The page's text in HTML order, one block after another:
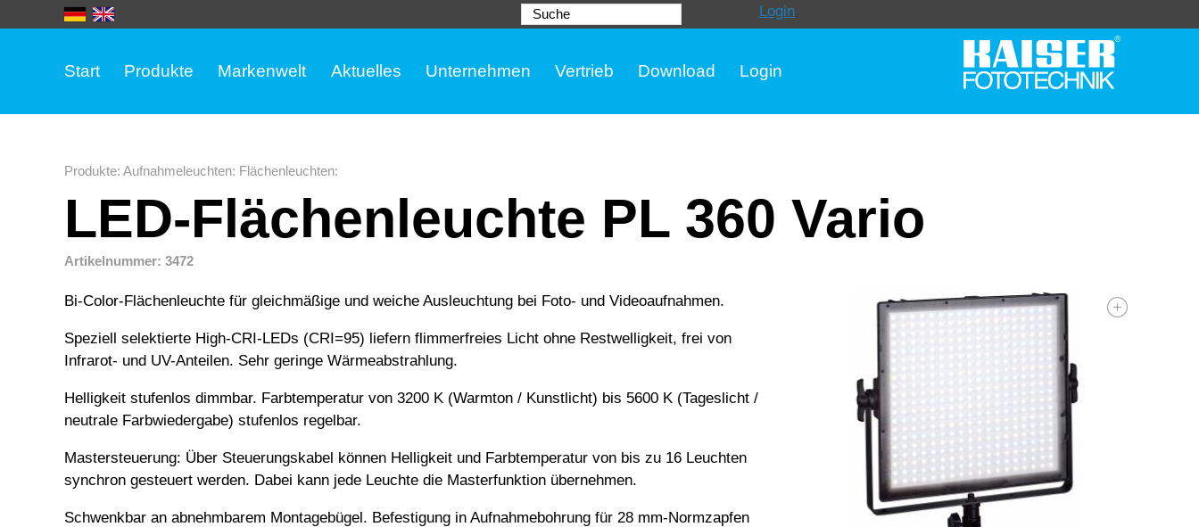
Suche Login
Start Produkte Markenwelt Aktuelles Unternehmen Vertrieb Download Login
Produkte: Aufnahmeleuchten: Flächenleuchten:
LED-Flächenleuchte PL 360 Vario
Artikelnummer: 3472
Bi-Color-Flächenleuchte für gleichmäßige und weiche Ausleuchtung bei Foto- und Videoaufnahmen.
Speziell selektierte High-CRI-LEDs (CRI=95) liefern flimmerfreies Licht ohne Restwelligkeit, frei von
Infrarot- und UV-Anteilen. Sehr geringe Wärmeabstrahlung.
Helligkeit stufenlos dimmbar. Farbtemperatur von 3200 K (Warmton / Kunstlicht) bis 5600 K (Tageslicht /
neutrale Farbwiedergabe) stufenlos regelbar.
Mastersteuerung: Über Steuerungskabel können Helligkeit und Farbtemperatur von bis zu 16 Leuchten
synchron gesteuert werden. Dabei kann jede Leuchte die Masterfunktion übernehmen.
Schwenkbar an abnehmbarem Montagebügel. Befestigung in Aufnahmebohrung für 28 mm-Normzapfen